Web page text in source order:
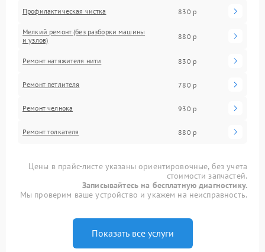
Профилактическая чистка 830 р
Мелкий ремонт (без разборки машины
и узлов)
880 р
Ремонт натяжителя нити 830 р
Ремонт петлителя 780 р
Ремонт челнока 930 р
Ремонт толкателя 880 р
Цены в прайс-листе указаны ориентировочные, без учета
стоимости запчастей.
Записывайтесь на бесплатную диагностику.
Мы проверим ваше устройство и укажем на неисправность.
Показать все услуги